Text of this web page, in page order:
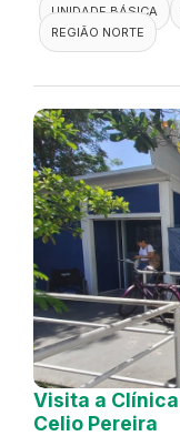
UNIDADE BÁSICA
REGIÃO NORTE
Visita a
Celio Pereira